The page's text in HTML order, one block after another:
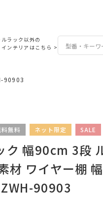
ルラック以外の
インテリアはこちら >
90903
無料 ネット限定 SALE
ク 幅90cm 3段
材 ワイヤー棚
90903